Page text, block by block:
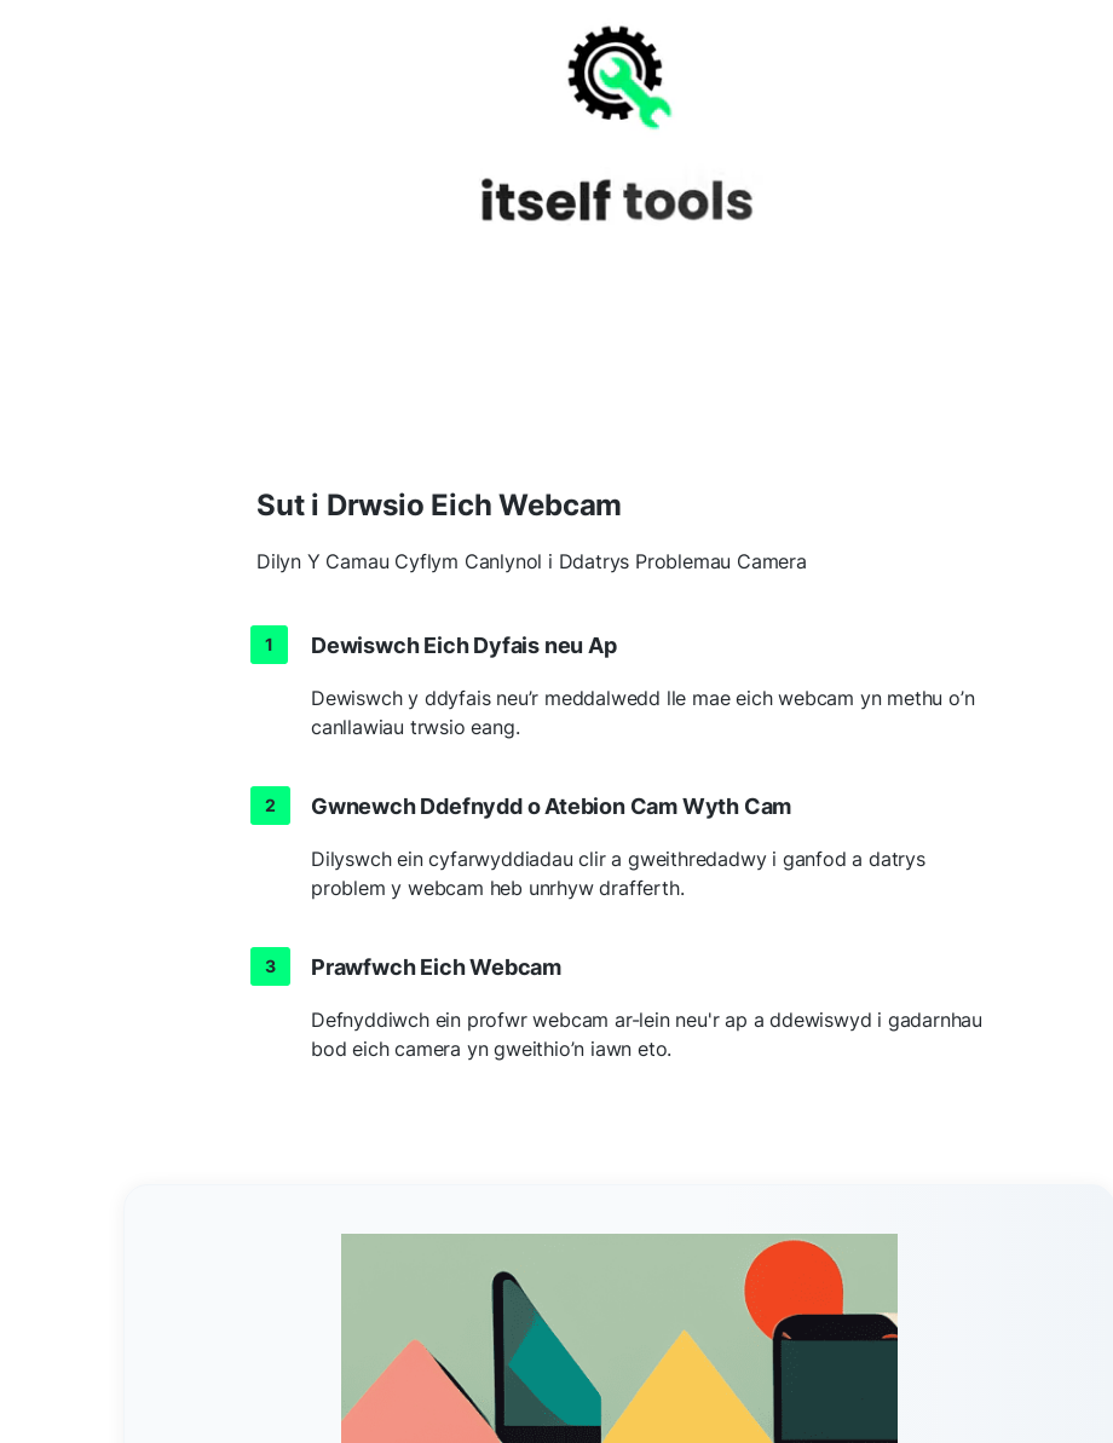
Sut i Drwsio Eich Webcam
Dilyn Y Camau Cyflym Canlynol i Ddatrys Problemau Camera
Dewiswch Eich Dyfais neu Ap
Dewiswch y ddyfais neu’r meddalwedd lle mae eich webcam yn methu o’n
canllawiau trwsio eang.
Gwnewch Ddefnydd o Atebion Cam Wyth Cam
Dilyswch ein cyfarwyddiadau clir a gweithredadwy i ganfod a datrys
problem y webcam heb unrhyw drafferth.
Prawfwch Eich Webcam
Defnyddiwch ein profwr webcam ar-lein neu'r ap a ddewiswyd i gadarnhau
bod eich camera yn gweithio’n iawn eto.